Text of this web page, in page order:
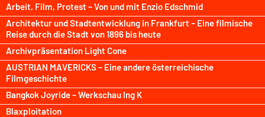
Arbeit, Film, Protest – Von und mit Enzio Edschmid
Architektur und Stadtentwicklung in Frankfurt – Eine filmische
Reise durch die Stadt von 1896 bis heute
Archivpräsentation Light Cone
AUSTRIAN MAVERICKS – Eine andere österreichische
Filmgeschichte
Bangkok Joyride – Werkschau Ing K
Blaxploitation